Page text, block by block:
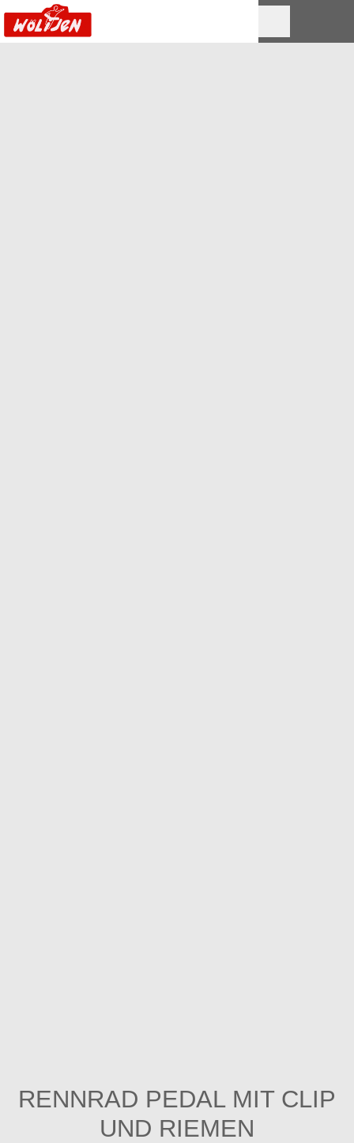
RENNRAD PEDAL MIT CLIP
UND RIEMEN